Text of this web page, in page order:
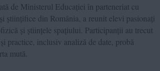
de Ministerul Educației în parteneriat cu
științifice din România, a reunit elevi pasionați
și științele spațiului. Participanții au trecut
practice, inclusiv analiză de date, probă
mută.